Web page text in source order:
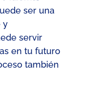
ser una
y
servir
en tu futuro
también